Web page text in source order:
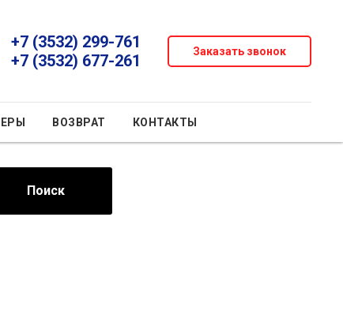
+7 (3532) 299-761
+7 (3532) 677-261
Заказать звонок
ВОЗВРАТ КОНТАКТЫ
Поиск